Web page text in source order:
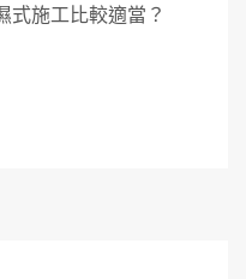
式施工比較適當？